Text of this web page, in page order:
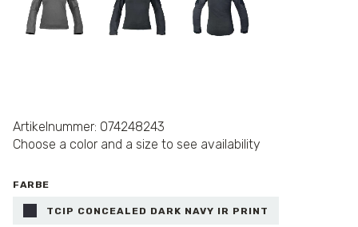
Artikelnummer: 074248243
Choose a color and a size to see availability
FARBE
TCIP CONCEALED DARK NAVY IR PRINT